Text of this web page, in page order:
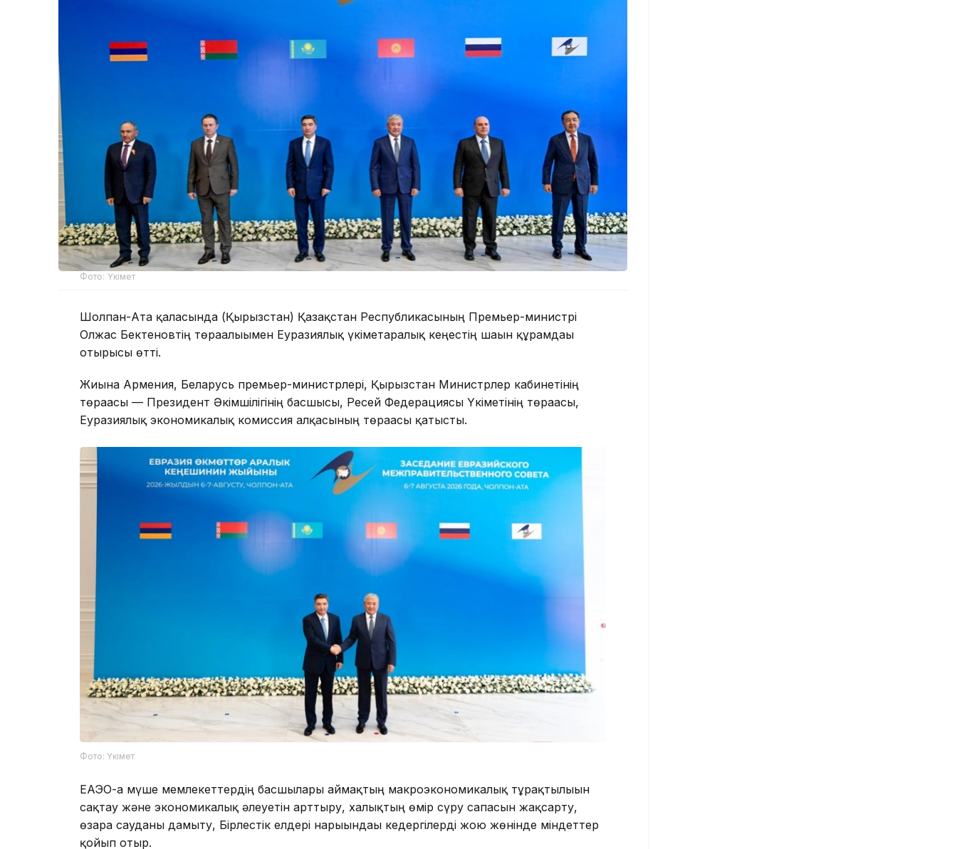
Фото: Үкімет
Шолпан-Ата қаласында (Қырғызстан) Қазақстан Республикасының Премьер-министрі
Олжас Бектеновтің төрағалығымен Еуразиялық үкіметаралық кеңестің шағын құрамдағы
отырысы өтті.
Жиынға Армения, Беларусь премьер-министрлері, Қырғызстан Министрлер кабинетінің
төрағасы — Президент Әкімшілігінің басшысы, Ресей Федерациясы Үкіметінің төрағасы,
Еуразиялық экономикалық комиссия алқасының төрағасы қатысты.
Фото: Үкімет
ЕАЭО-ға мүше мемлекеттердің басшылары аймақтың макроэкономикалық тұрақтылығын
сақтау және экономикалық әлеуетін арттыру, халықтың өмір сүру сапасын жақсарту,
өзара сауданы дамыту, Бірлестік елдері нарығындағы кедергілерді жою жөнінде міндеттер
қойып отыр.